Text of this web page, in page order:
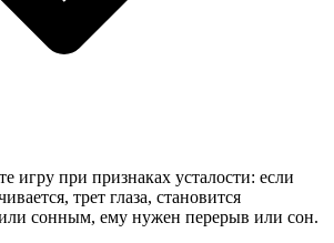
игру при признаках усталости: если
трет глаза, становится
сонным, ему нужен перерыв или сон.